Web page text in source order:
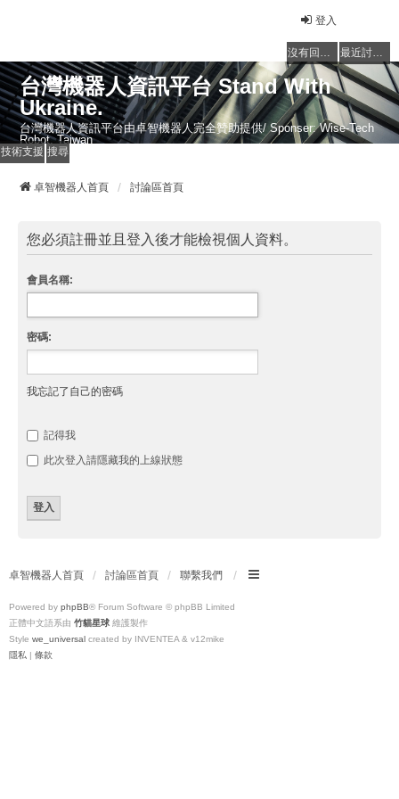
登入
沒有回覆的主題 最近討論的主題
台灣機器人資訊平台 Stand With
Ukraine.
台灣機器人資訊平台由卓智機器人完全贊助提供/ Sponser: Wise-Tech
Robot, Taiwan
技術支援 搜尋
卓智機器人首頁 討論區首頁
您必須註冊並且登入後才能檢視個人資料。
會員名稱:
密碼:
我忘記了自己的密碼
記得我
此次登入請隱藏我的上線狀態
卓智機器人首頁 討論區首頁 聯繫我們
Powered by phpBB® Forum Software © phpBB Limited
正體中文語系由 竹貓星球 維護製作
Style we_universal created by INVENTEA & v12mike
隱私 | 條款